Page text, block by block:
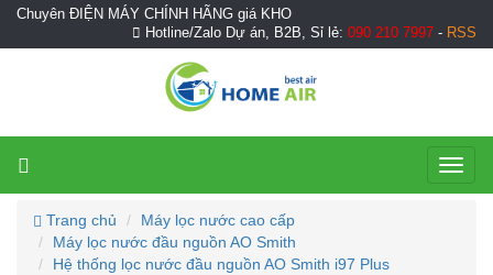
Chuyên ĐIỆN MÁY CHÍNH HÃNG giá KHO
Hotline/Zalo Dự án, B2B, Sỉ lẻ: 090 210 7997 - RSS
Trang chủ
Máy lọc nước cao cấp
Máy lọc nước đầu nguồn AO Smith
Hệ thống lọc nước đầu nguồn AO Smith i97 Plus